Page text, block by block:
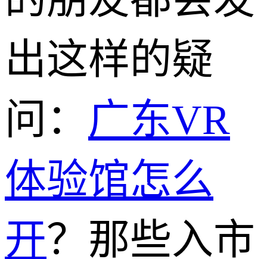
出这样的疑
问： 广东VR
体验馆怎么
开？那些入市